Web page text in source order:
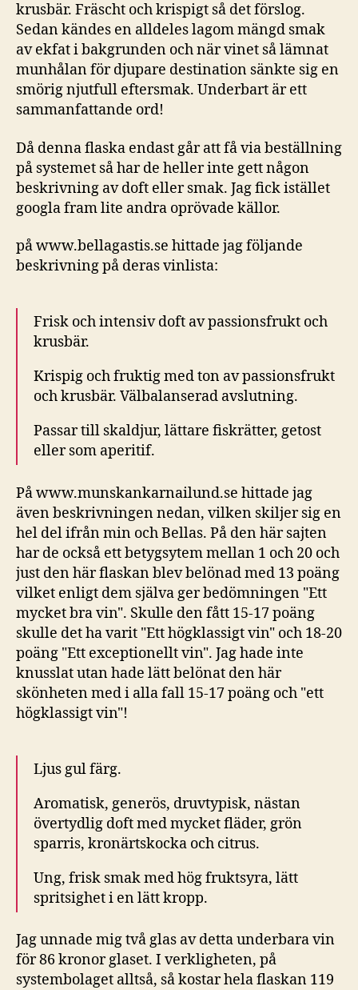
krusbär. Fräscht och krispigt så det förslog.
Sedan kändes en alldeles lagom mängd smak
av ekfat i bakgrunden och när vinet så lämnat
munhålan för djupare destination sänkte sig en
smörig njutfull eftersmak. Underbart är ett
sammanfattande ord!
Då denna flaska endast går att få via beställning
på systemet så har de heller inte gett någon
beskrivning av doft eller smak. Jag fick istället
googla fram lite andra oprövade källor.
på www.bellagastis.se hittade jag följande
beskrivning på deras vinlista:
Frisk och intensiv doft av passionsfrukt och
krusbär.
Krispig och fruktig med ton av passionsfrukt
och krusbär. Välbalanserad avslutning.
Passar till skaldjur, lättare fiskrätter, getost
eller som aperitif.
På www.munskankarnailund.se hittade jag
även beskrivningen nedan, vilken skiljer sig en
hel del ifrån min och Bellas. På den här sajten
har de också ett betygsytem mellan 1 och 20 och
just den här flaskan blev belönad med 13 poäng
vilket enligt dem själva ger bedömningen "Ett
mycket bra vin". Skulle den fått 15-17 poäng
skulle det ha varit "Ett högklassigt vin" och 18-20
poäng "Ett exceptionellt vin". Jag hade inte
knusslat utan hade lätt belönat den här
skönheten med i alla fall 15-17 poäng och "ett
högklassigt vin"!
Ljus gul färg.
Aromatisk, generös, druvtypisk, nästan
övertydlig doft med mycket fläder, grön
sparris, kronärtskocka och citrus.
Ung, frisk smak med hög fruktsyra, lätt
spritsighet i en lätt kropp.
Jag unnade mig två glas av detta underbara vin
för 86 kronor glaset. I verkligheten, på
systembolaget alltså, så kostar hela flaskan 119